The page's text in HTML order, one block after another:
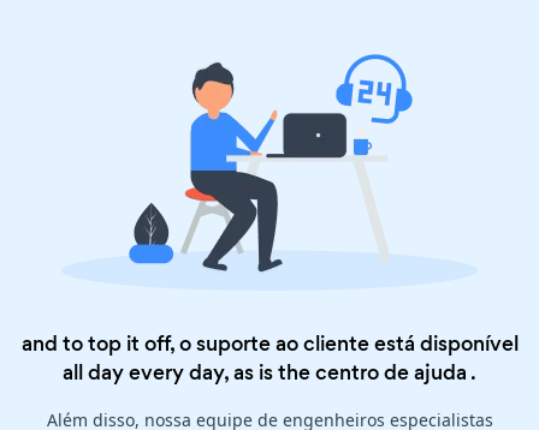
and to top it off, o suporte ao cliente está disponível
all day every day, as is thecentro de ajuda .
Além disso, nossa equipe de engenheiros especialistas